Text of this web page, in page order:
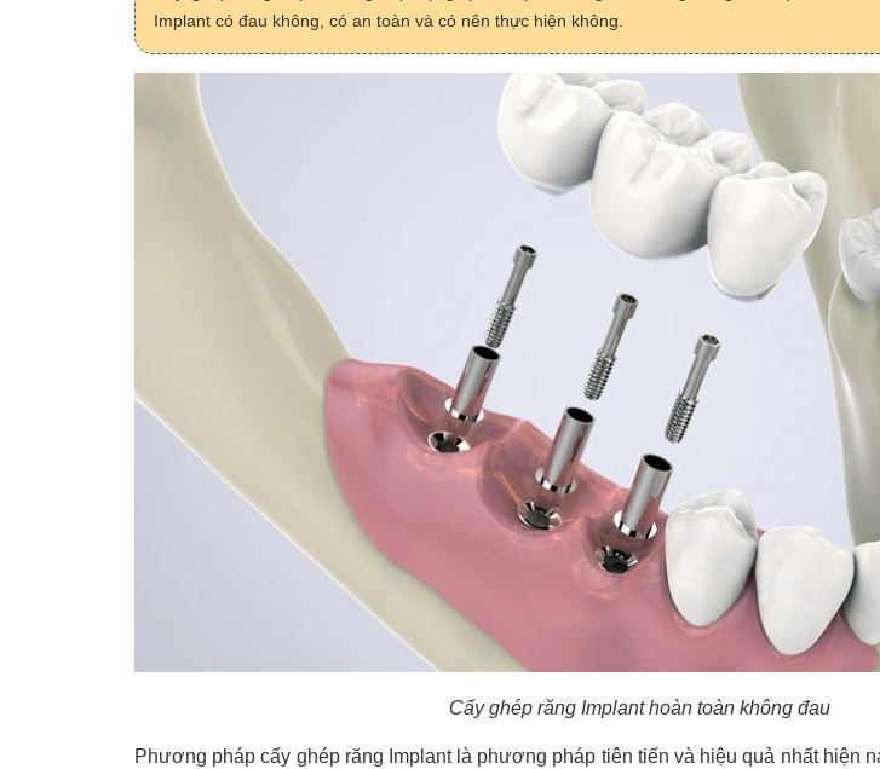
Implant có đau không, có an toàn và có nên thực hiện không.
Cấy ghép răng Implant hoàn toàn không đau
Phương pháp cấy ghép răng Implant là phương pháp tiên tiến và hiệu quả nhất hiện